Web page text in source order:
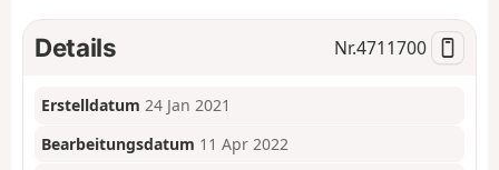
Details Nr.4711700
Erstelldatum 24 Jan 2021
Bearbeitungsdatum 11 Apr 2022